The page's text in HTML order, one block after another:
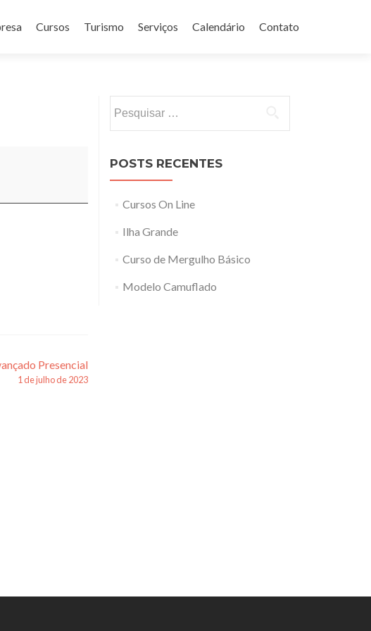
Cursos Turismo Serviços Calendário Contato
Presencial
1 de julho de 2023
por:
POSTS RECENTES
Cursos On Line
Ilha Grande
Curso de Mergulho Básico
Modelo Camuflado